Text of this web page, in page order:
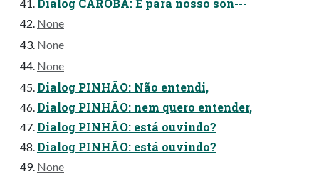
Dialog CAROBA: É para nosso son---
None
None
None
Dialog PINHÃO: Não entendi,
Dialog PINHÃO: nem quero entender,
Dialog PINHÃO: está ouvindo?
Dialog PINHÃO: está ouvindo?
None